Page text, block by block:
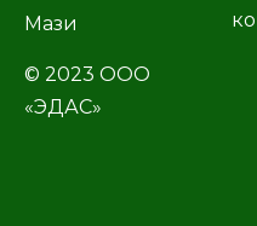
Мази
© 2023 ООО
«ЭДАС»